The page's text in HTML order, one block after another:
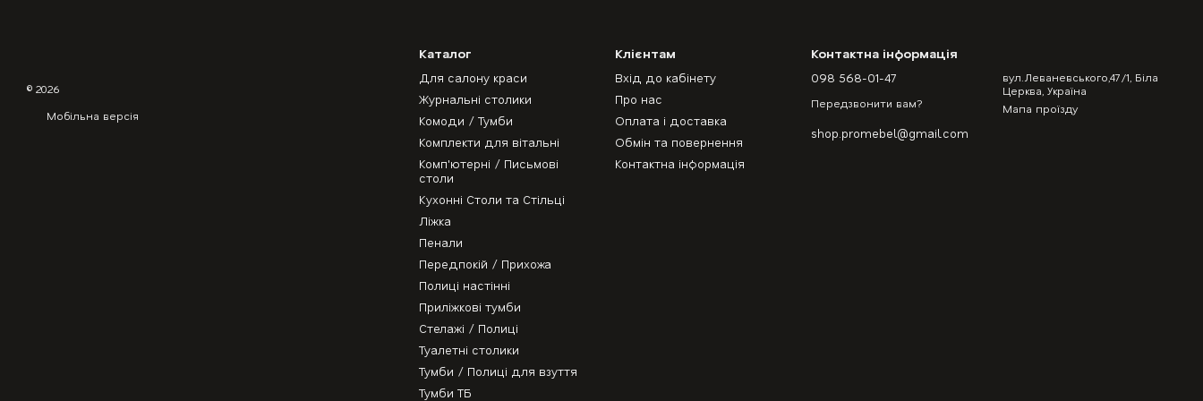
© 2026
Мобільна версія
Каталог
Для салону краси
Журнальні столики
Комоди / Тумби
Комплекти для вітальні
Комп'ютерні / Письмові
столи
Кухонні Столи та Стільці
Ліжка
Пенали
Передпокій / Прихожа
Полиці настінні
Приліжкові тумби
Стелажі / Полиці
Туалетні столики
Тумби / Полиці для взуття
Тумби ТБ
Клієнтам
Вхід до кабінету
Про нас
Оплата і доставка
Обмін та повернення
Контактна інформація
Контактна інформація
098 568-01-47
Передзвонити вам?
shop.promebel@gmail.com
вул.Леваневського,47/1, Біла
Церква, Україна
Мапа проїзду